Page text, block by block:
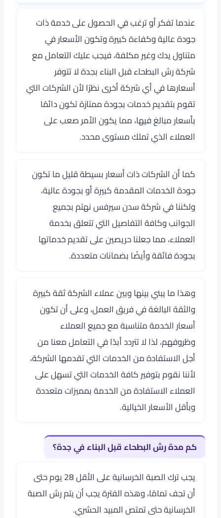
عندما تفكر أو ترغب في الحصول على خدمة ذات
جودة عالية وكفاءة كبيرة وتكون الأسعار في
متناول يدك وغير مكلفة، فيجب عليك التعامل مع
شركة رش البطحاء قبل البناء بجدة لا تتوفر
أسعارها في أي شركة أخرى نظرًا لأن الشركات التي
تقوم بتقديم خدمات بجودة ممتازة تكون دائمًا
بأسعار مبالغ فيها، مما يكون الأمر صعب على
العملاء الذي تملك مستوى محدد.
كما أن الشركات ذات أسعار بسيطة قليل ما تكون
جودة الخدمات المقدمة كبيرة أو بجودة عالية،
ولكننا في شركة سدن سيرفس نهتم بجميع
الجوانب وكافة التفاصيل التي تتعلق بخدمة
العملاء، مما جعلنا حريصين على تقديم خدماتها
بجودة فائقة وأيضًا بضمانات متعددة.
وهذا ما يبني بينها وبين عملاء الشركة ثقة كبيرة
والثقة البالغة في فريق العمل، وعلى أن تكون
أسعار الخدمة متناسبة مع جميع العملاء
وظروفهم، لذا لا تتردد أبدًا في التعامل معنا من
أجل الاستفادة من الخدمات التي تقدمها الشركة،
لأننا نقوم بتوفير كافة الخدمات التي تسهل على
العملاء الاستفادة من الخدمة بمميزات متعددة
وبأقل الأسعار الخيالية.
كم مدة رش البطحاء قبل البناء في جدة؟
يجب ترك الصبة الخرسانية على الأقل 28 يوم حتى
أن تجف تمامًا، وهذه الفترة يجب أن يتم رش الصبة
الخرسانية حتى تمتص المبيد الحشري.